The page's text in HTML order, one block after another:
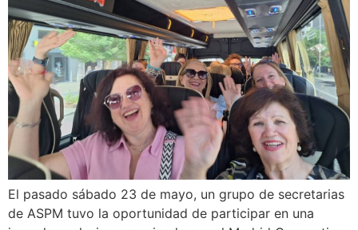
El pasado sábado 23 de mayo, un grupo de secretarias
de ASPM tuvo la oportunidad de participar en una